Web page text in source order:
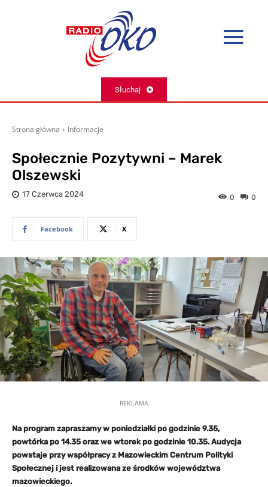
Słuchaj
Strona główna Informacje
Społecznie Pozytywni – Marek
Olszewski
17 Czerwca 2024 0
0
Facebook X
REKLAMA
Na program zapraszamy w poniedziałki po godzinie 9.35,
powtórka po 14.35 oraz we wtorek po godzinie 10.35. Audycja
powstaje przy współpracy z Mazowieckim Centrum Polityki
Społecznej i jest realizowana ze środków województwa
mazowieckiego.